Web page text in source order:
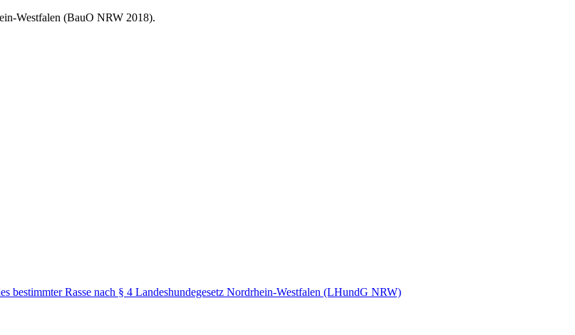
Westfalen (BauO NRW 2018).
bestimmter Rasse nach § 4 Landeshundegesetz Nordrhein-Westfalen (LHundG NRW)